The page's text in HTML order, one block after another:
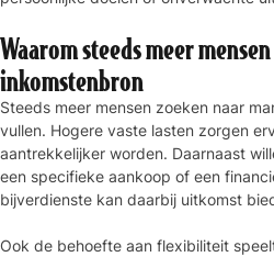
Waarom steeds meer
inkomstenbron
Steeds meer mensen zoeken naar
vullen. Hogere vaste lasten zorgen
aantrekkelijker worden. Daarnaast
een specifieke aankoop of een
bijverdienste kan daarbij uitkomst
Ook de behoefte aan flexibiliteit